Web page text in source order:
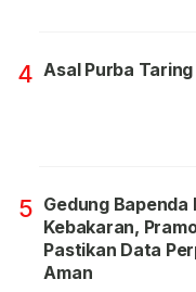
4 Asal Purba
5 Gedung Bapenda
Kebakaran,
Pastikan Data
Aman